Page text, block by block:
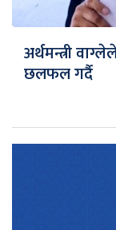
अर्थमन्त्री
छलफल गर्दै